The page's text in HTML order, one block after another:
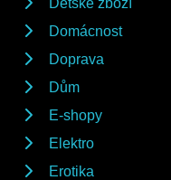
Domácnost
Doprava
Dům
E-shopy
Elektro
Erotika